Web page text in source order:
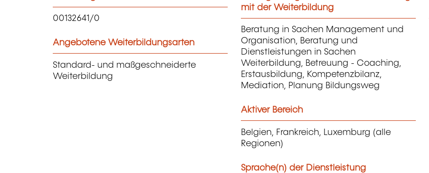
00132641/0
Angebotene Weiterbildungsarten
Standard- und maßgeschneiderte
Weiterbildung
mit der Weiterbildung
Beratung in Sachen Management und
Organisation, Beratung und
Dienstleistungen in Sachen
Weiterbildung, Betreuung - Coaching,
Erstausbildung, Kompetenzbilanz,
Mediation, Planung Bildungsweg
Aktiver Bereich
Belgien, Frankreich, Luxemburg (alle
Regionen)
Sprache(n) der Dienstleistung